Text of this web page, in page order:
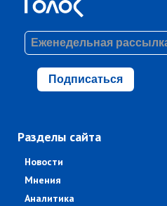
Подписаться
Разделы сайта
Новости
Мнения
Аналитика